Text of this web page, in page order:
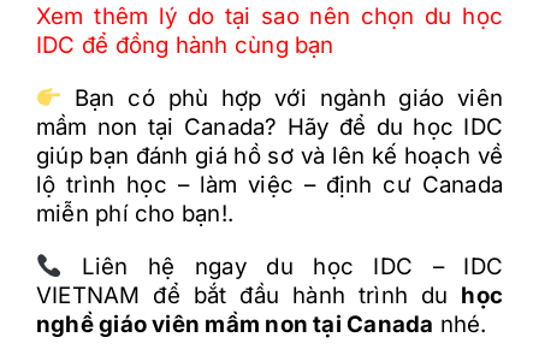
Xem thêm lý do tại sao nên chọn du học
IDC để đồng hành cùng bạn
Bạn có phù hợp với ngành giáo viên
mầm non tại Canada? Hãy để du học IDC
giúp bạn đánh giá hồ sơ và lên kế hoạch về
lộ trình học – làm việc – định cư Canada
miễn phí cho bạn!.
Liên hệ ngay du học IDC – IDC
VIETNAM để bắt đầu hành trình du học
nghề giáo viên mầm non tại Canada nhé.